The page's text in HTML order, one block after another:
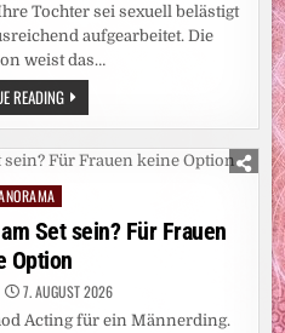
Tochter sei sexuell belästigt
aufgearbeitet. Die
weist das…
READINGSCHÜLERAUSTAUSCH:
PLÖTZLICH
VERSCHWAND
BELÄSTIGUNG“
AUS
Set sein? Für Frauen
Option
7. AUGUST 2026
Acting für ein Männerding.